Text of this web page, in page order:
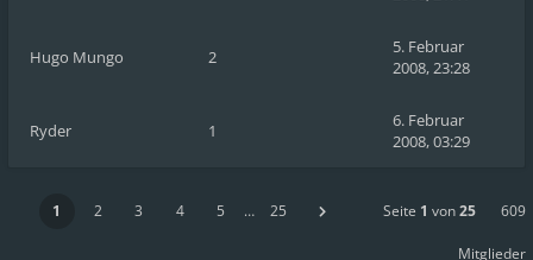
Hugo Mungo 2
5. Februar
2008, 23:28
Ryder 1
6. Februar
2008, 03:29
1 2 3 4 5 … 25 Seite 1 von25 609
Mitglieder